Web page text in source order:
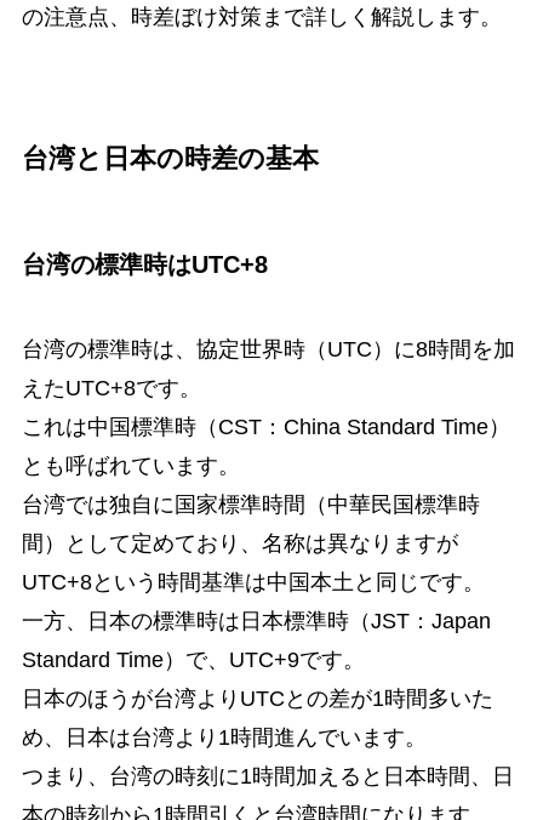
の注意点、時差ぼけ対策まで詳しく解説します。
台湾と日本の時差の基本
台湾の標準時はUTC+8
台湾の標準時は、協定世界時（UTC）に8時間を加
えたUTC+8です。
これは中国標準時（CST：China Standard Time）
とも呼ばれています。
台湾では独自に国家標準時間（中華民国標準時
間）として定めており、名称は異なりますが
UTC+8という時間基準は中国本土と同じです。
一方、日本の標準時は日本標準時（JST：Japan
Standard Time）で、UTC+9です。
日本のほうが台湾よりUTCとの差が1時間多いた
め、日本は台湾より1時間進んでいます。
つまり、台湾の時刻に1時間加えると日本時間、日
本の時刻から1時間引くと台湾時間になります。